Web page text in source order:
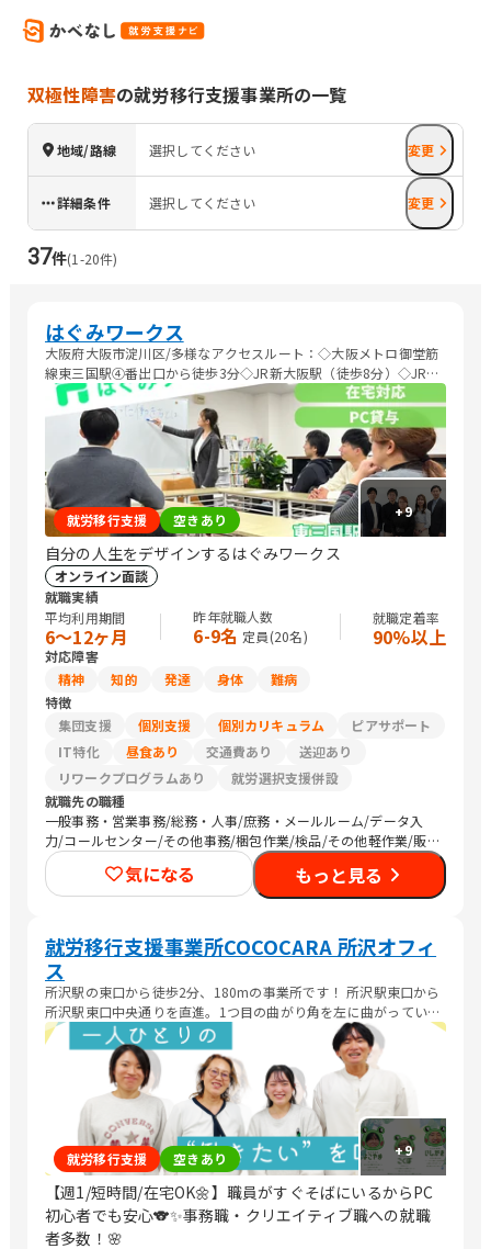
双極性障害の就労移行支援事業所の一覧
地域/路線 選択してください 変更
詳細条件 選択してください 変更
37件(1 -20件)
はぐみワークス
大阪府大阪市淀川区/多様なアクセスルート：◇大阪メトロ御堂筋
線東三国駅④番出口から徒歩3分◇JR新大阪駅（徒歩8分）◇JR東
淀川駅（徒歩７分）
+9
就労移行支援 空きあり
自分の人生をデザインするはぐみワークス
オンライン面談
就職実績
平均利用期間
6〜12ヶ月
昨年就職人数
6-9名 定員(20名)
就職定着率
90%以上
対応障害
精神
知的 発達 身体
難病
特徴
集団支援
個別支援 個別カリキュラム
ピアサポート
IT特化
昼食あり 交通費あり
送迎あり
リワークプログラムあり
就労選択支援併設
就職先の職種
一般事務・営業事務/総務・人事/庶務・メールルーム/データ入
力/コールセンター/その他事務/梱包作業/検品/その他軽作業/販
売スタッフ・接客/SEプログラマ/その他IT/ヘルプデスク/CADオ
ペレーター/介護職員・ヘルパー/清掃/警備/トラック運転手/その
他
気になる もっと見る
就労移行支援事業所COCOCARA 所沢オフィ
ス
所沢駅の東口から徒歩2分、180mの事業所です！ 所沢駅東口から
所沢駅東口中央通りを直進。1つ目の曲がり角を左に曲がっていた
だいて、大通りから2つ目のビルが TOSHIビルになります。ビルの
右側、奥のエレベーターから5階がCOCOCARAになります(^^
+9
就労移行支援 空きあり
【週1/短時間/在宅OK🌼】職員がすぐそばにいるからPC
初心者でも安心🐨✨事務職・クリエイティブ職への就職
者多数！🌸